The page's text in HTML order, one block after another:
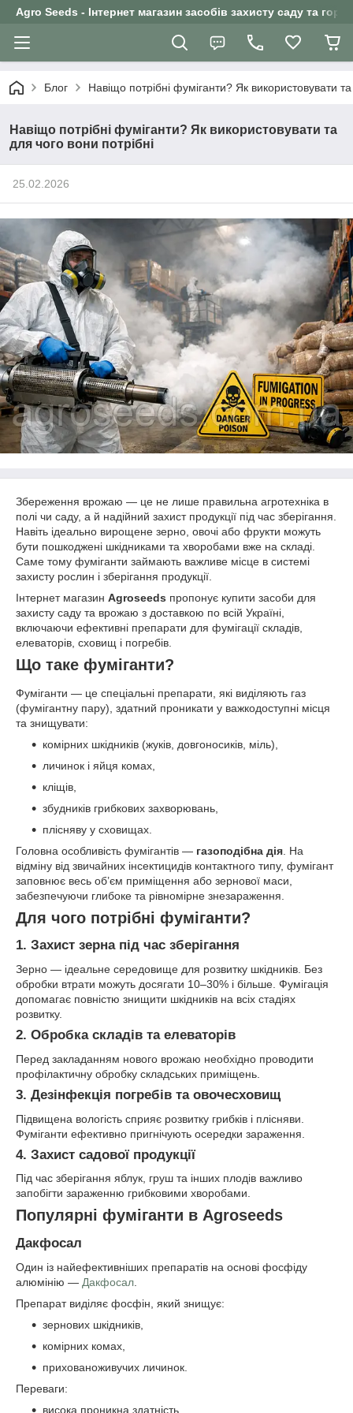
Agro Seeds - Інтернет магазин засобів захисту саду та
Блог Навіщо потрібні фуміганти? Як використовувати
Навіщо потрібні фуміганти? Як використовувати та
для чого вони потрібні
25.02.2026
Збереження врожаю — це не лише правильна агротехніка в
полі чи саду, а й надійний захист продукції під час зберігання.
Навіть ідеально вирощене зерно, овочі або фрукти можуть
бути пошкоджені шкідниками та хворобами вже на складі.
Саме тому фуміганти займають важливе місце в системі
захисту рослин і зберігання продукції.
Інтернет магазин Agroseeds пропонує купити засоби для
захисту саду та врожаю з доставкою по всій Україні,
включаючи ефективні препарати для фумігації складів,
елеваторів, сховищ і погребів.
Що таке фуміганти?
Фуміганти — це спеціальні препарати, які виділяють газ
(фумігантну пару), здатний проникати у важкодоступні місця
та знищувати:
комірних шкідників (жуків, довгоносиків, міль),
личинок і яйця комах,
кліщів,
збудників грибкових захворювань,
плісняву у сховищах.
Головна особливість фумігантів — газоподібна дія . На
відміну від звичайних інсектицидів контактного типу, фумігант
заповнює весь об’єм приміщення або зернової маси,
забезпечуючи глибоке та рівномірне знезараження.
Для чого потрібні фуміганти?
1. Захист зерна під час зберігання
Зерно — ідеальне середовище для розвитку шкідників. Без
обробки втрати можуть досягати 10–30% і більше. Фумігація
допомагає повністю знищити шкідників на всіх стадіях
розвитку.
2. Обробка складів та елеваторів
Перед закладанням нового врожаю необхідно проводити
профілактичну обробку складських приміщень.
3. Дезінфекція погребів та овочесховищ
Підвищена вологість сприяє розвитку грибків і плісняви.
Фуміганти ефективно пригнічують осередки зараження.
4. Захист садової продукції
Під час зберігання яблук, груш та інших плодів важливо
запобігти зараженню грибковими хворобами.
Популярні фуміганти в Agroseeds
Дакфосал
Один із найефективніших препаратів на основі фосфіду
алюмінію — Дакфосал
Препарат виділяє фосфін, який знищує:
зернових шкідників,
комірних комах,
прихованоживучих личинок.
Переваги:
висока проникна здатність,